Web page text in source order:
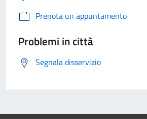
Prenota un appuntamento
Problemi in città
Segnala disservizio